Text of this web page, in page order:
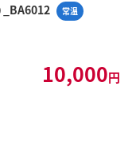
_BA6012 常温
10,000円